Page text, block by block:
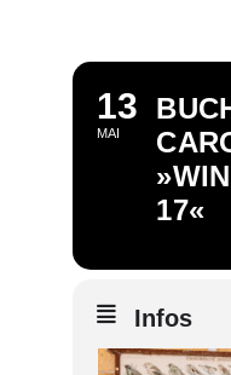
13
MAI
17«
Infos